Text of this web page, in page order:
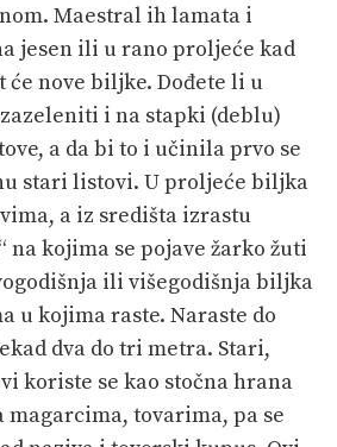
Maestral ih lamata i
jesen ili u rano proljeće kad
nove biljke. Dođete li u
i na stapki (deblu)
a da bi to i učinila prvo se
stari listovi. U proljeće biljka
a iz središta izrastu
na kojima se pojave žarko žuti
ili višegodišnja biljka
u kojima raste. Naraste do
dva do tri metra. Stari,
koriste se kao stočna hrana
tovarima, pa se